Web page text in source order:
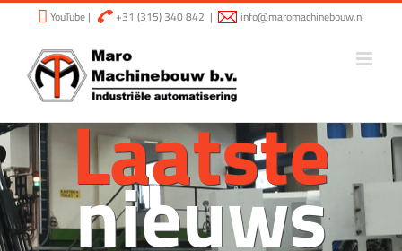
Ga
YouTube | +31 (315) 340 842 | info@maromachinebouw.nl
Laatste
nieuws